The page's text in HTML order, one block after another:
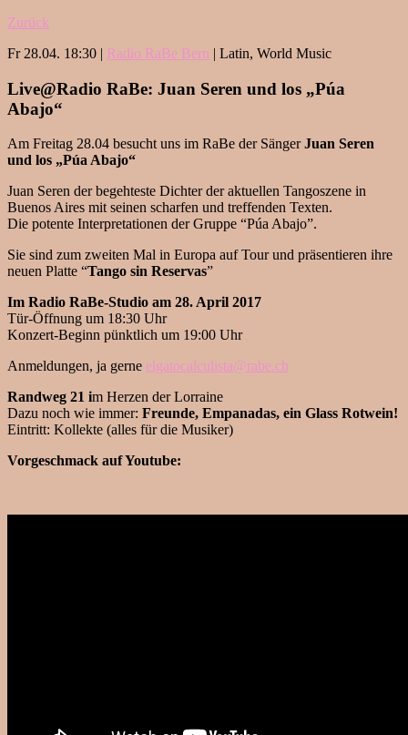
Zurück
Fr 28.04. 18:30 | Radio RaBe Bern | Latin, World Music
Live@Radio RaBe: Juan Seren und los „Púa
Abajo“
Am Freitag 28.04 besucht uns im RaBe der SängerJuan Seren
und los „Púa Abajo“
Juan Seren der begehteste Dichter der aktuellen Tangoszene in
Buenos Aires mit seinen scharfen und treffenden Texten.
Die potente Interpretationen der Gruppe “Púa Abajo”.
Sie sind zum zweiten Mal in Europa auf Tour und präsentieren ihre
neuen Platte “Tango sin Reservas”
Im Radio RaBe-Studio am 28. April 2017
Tür-Öffnung um 18:30 Uhr
Konzert-Beginn pünktlich um 19:00 Uhr
Anmeldungen, ja gerne elgatocalculista@rabe.ch
Randweg 21 im Herzen der Lorraine
Dazu noch wie immer: Freunde, Empanadas, ein Glass Rotwein!
Eintritt: Kollekte (alles für die Musiker)
Vorgeschmack auf Youtube: